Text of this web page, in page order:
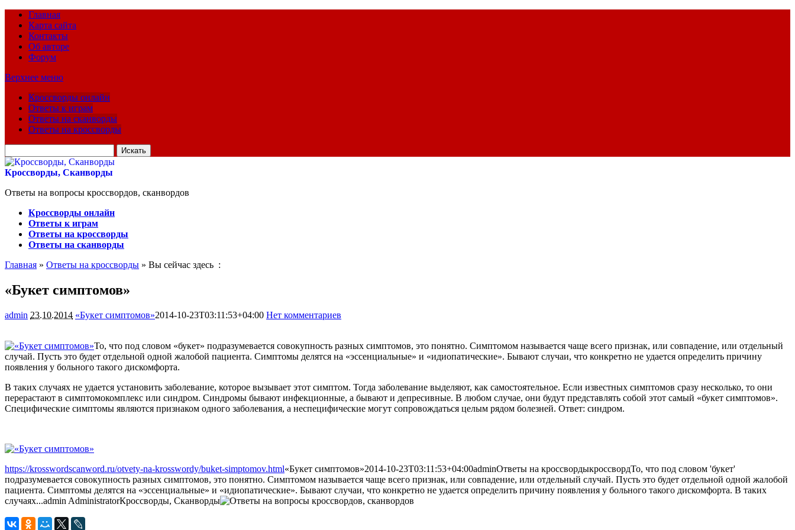
Главная
Карта сайта
Контакты
Об авторе
Форум
Верхнее меню
Кроссворды онлайн
Ответы к играм
Ответы на сканворды
Ответы на кроссворды
для:
Кроссворды, Сканворды
Ответы на вопросы кроссвордов, сканвордов
Кроссворды онлайн
Ответы к играм
Ответы на кроссворды
Ответы на сканворды
Главная » Ответы на кроссворды » Вы сейчас здесь :
«Букет симптомов»
admin 23.10.2014 «Букет симптомов»2014-10-23T03:11:53+04:00 Нет комментариев
То, что под словом «букет» подразумевается совокупность разных симптомов, это понятно. Симптомом называется чаще всего признак, или совпадение, или отдельный
случай. Пусть это будет отдельной одной жалобой пациента. Симптомы делятся на «эссенциальные» и «идиопатические». Бывают случаи, что конкретно не удается определить причину
появления у больного такого дискомфорта.
В таких случаях не удается установить заболевание, которое вызывает этот симптом. Тогда заболевание выделяют, как самостоятельное. Если известных симптомов сразу несколько, то они
перерастают в симптомокомплекс или синдром. Синдромы бывают инфекционные, а бывают и депресивные. В любом случае, они будут представлять собой этот самый «букет симптомов».
Специфические симптомы являются признаком одного заболевания, а неспецифические могут сопровождаться целым рядом болезней. Ответ: синдром.
https://krosswordscanword.ru/otvety-na-krosswordy/buket-simptomov.html«Букет симптомов»2014-10-23T03:11:53+04:00adminОтветы на кроссвордыкроссвордТо, что под словом 'букет'
подразумевается совокупность разных симптомов, это понятно. Симптомом называется чаще всего признак, или совпадение, или отдельный случай. Пусть это будет отдельной одной жалобой
пациента. Симптомы делятся на «эссенциальные» и «идиопатические». Бывают случаи, что конкретно не удается определить причину появления у больного такого дискомфорта. В таких
случаях...admin AdministratorКроссворды, Сканворды